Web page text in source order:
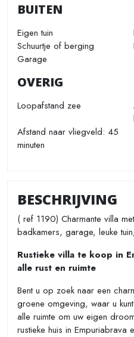
BUITEN
Eigen tuin
Schuurtje of berging
Garage
OVERIG
Loopafstand zee
Afstand naar vliegveld: 45
minuten
BESCHRIJVING
( ref 1190) Charmante villa
badkamers, garage, leuke
Rustieke villa te koop in
alle rust en ruimte
Bent u op zoek naar een
groene omgeving, waar u
alle ruimte om uw eigen
rustieke huis in Empuriabrava